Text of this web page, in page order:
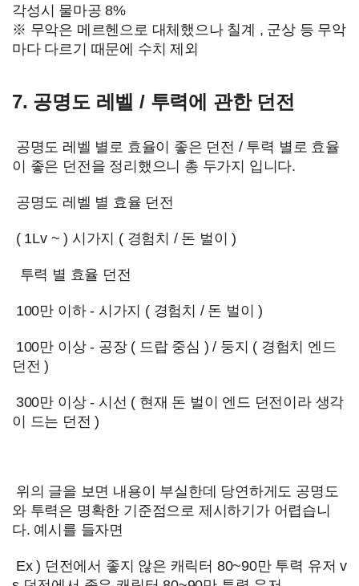
각성시 물마공 8%
※ 무악은 메르헨으로 대체했으나 칠계 , 군상 등 무악
마다 다르기 때문에 수치 제외
7. 공명도 레벨 / 투력에 관한 던전
공명도 레벨 별로 효율이 좋은 던전 / 투력 별로 효율
이 좋은 던전을 정리했으니 총 두가지 입니다.
공명도 레벨 별 효율 던전
( 1Lv ~ ) 시가지 ( 경험치 / 돈 벌이 )
투력 별 효율 던전
100만 이하 - 시가지 ( 경험치 / 돈 벌이 )
100만 이상 - 공장 ( 드랍 중심 ) / 둥지 ( 경험치 엔드
던전 )
300만 이상 - 시선 ( 현재 돈 벌이 엔드 던전이라 생각
이 드는 던전 )
위의 글을 보면 내용이 부실한데 당연하게도 공명도
와 투력은 명확한 기준점으로 제시하기가 어렵습니
다. 예시를 들자면
Ex ) 던전에서 좋지 않은 캐릭터 80~90만 투력 유저 v